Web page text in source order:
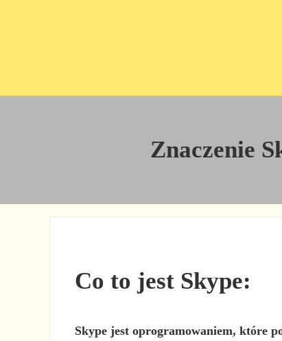
Znaczenie
Co to jest Skype:
Skypejestoprogramowaniem, które